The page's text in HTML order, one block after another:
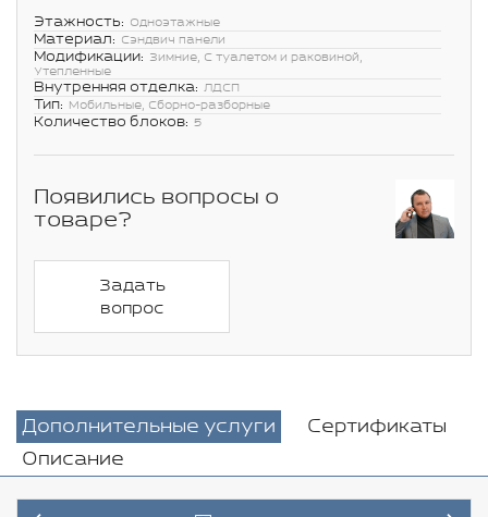
Этажность: Одноэтажные
Материал: Сэндвич панели
Модификации: Зимние, С туалетом и раковиной,
Утепленные
Внутренняя отделка: ЛДСП
Тип: Мобильные, Сборно-разборные
Количество блоков: 5
Появились вопросы о
товаре?
Задать
вопрос
Дополнительные услуги
Сертификаты
Описание